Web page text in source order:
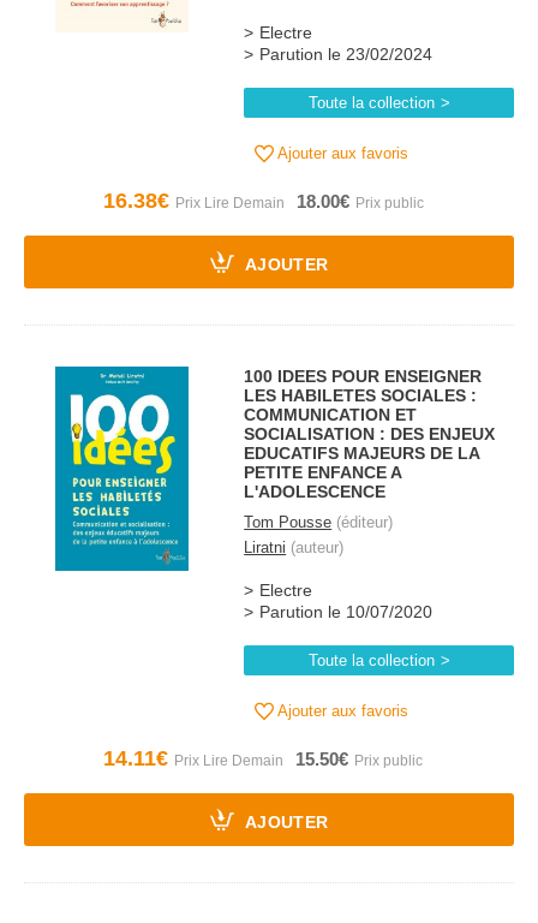
Electre
Parution le 23/02/2024
Toute la collection
Ajouter aux favoris
16.38€ 18.00€
AJOUTER
100 IDEES POUR ENSEIGNER
LES HABILETES SOCIALES :
COMMUNICATION ET
SOCIALISATION : DES ENJEUX
EDUCATIFS MAJEURS DE LA
PETITE ENFANCE A
L'ADOLESCENCE
Tom Pousse (éditeur)
Liratni (auteur)
Electre
Parution le 10/07/2020
Toute la collection
Ajouter aux favoris
14.11€ 15.50€
AJOUTER